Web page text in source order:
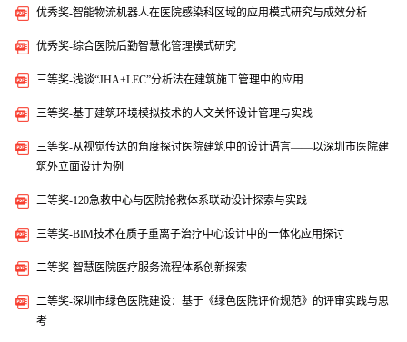
优秀奖-智能物流机器人在医院感染科区域的应用模式研究与成效分析
优秀奖-综合医院后勤智慧化管理模式研究
三等奖-浅谈“JHA+LEC”分析法在建筑施工管理中的应用
三等奖-基于建筑环境模拟技术的人文关怀设计管理与实践
三等奖-从视觉传达的角度探讨医院建筑中的设计语言——以深圳市医院建
筑外立面设计为例
三等奖-120急救中心与医院抢救体系联动设计探索与实践
三等奖-BIM技术在质子重离子治疗中心设计中的一体化应用探讨
二等奖-智慧医院医疗服务流程体系创新探索
二等奖-深圳市绿色医院建设：基于《绿色医院评价规范》的评审实践与思
考